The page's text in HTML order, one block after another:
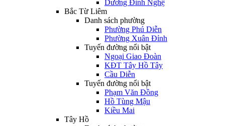
Dương Đình Nghệ
Bắc Từ Liêm
Danh sách phường
Phường Phú Diễn
Phường Xuân Đỉnh
Tuyến đường nổi bật
Ngoại Giao Đoàn
KĐT Tây Hồ Tây
Cầu Diễn
Tuyến đường nổi bật
Phạm Văn Đồng
Hồ Tùng Mậu
Kiều Mai
Tây Hồ